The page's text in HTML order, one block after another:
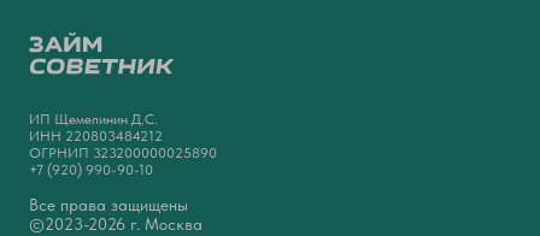
ИП Щемелинин Д.С.
ИНН 220803484212
ОГРНИП 323200000025890
+7 (920) 990-90-10
Все права защищены
©2023-2026 г. Москва